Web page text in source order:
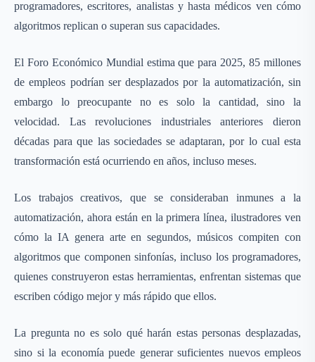
programadores, escritores, analistas y hasta médicos ven cómo
algoritmos replican o superan sus capacidades.
El Foro Económico Mundial estima que para 2025, 85 millones
de empleos podrían ser desplazados por la automatización, sin
embargo lo preocupante no es solo la cantidad, sino la
velocidad. Las revoluciones industriales anteriores dieron
décadas para que las sociedades se adaptaran, por lo cual esta
transformación está ocurriendo en años, incluso meses.
Los trabajos creativos, que se consideraban inmunes a la
automatización, ahora están en la primera línea, ilustradores ven
cómo la IA genera arte en segundos, músicos compiten con
algoritmos que componen sinfonías, incluso los programadores,
quienes construyeron estas herramientas, enfrentan sistemas que
escriben código mejor y más rápido que ellos.
La pregunta no es solo qué harán estas personas desplazadas,
sino si la economía puede generar suficientes nuevos empleos